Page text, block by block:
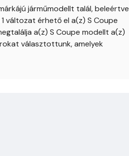
járműmodellt talál, beleértve
változat érhető el a(z) S Coupe
a(z) S Coupe modellt a(z)
választottunk, amelyek